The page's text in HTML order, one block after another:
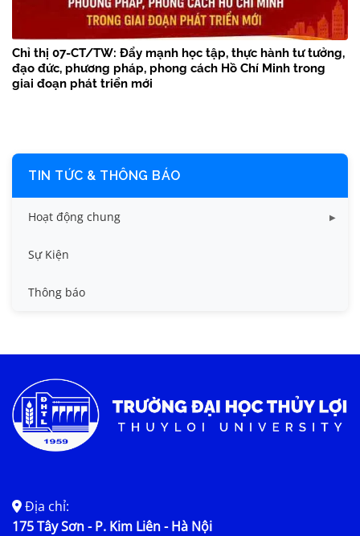
Chỉ thị 07-CT/TW: Đẩy mạnh học tập, thực hành tư tưởng,
đạo đức, phương pháp, phong cách Hồ Chí Minh trong
giai đoạn phát triển mới
TIN TỨC & THÔNG BÁO
Hoạt động chung
Tin công tác sinh viên
Tin đào tạo
Tin tức chung
Sự Kiện
Thông báo
Địa chỉ:
175 Tây Sơn - P. Kim Liên - Hà Nội